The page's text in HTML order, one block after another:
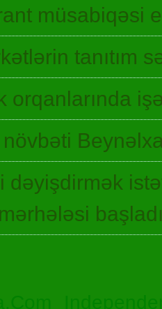
müsabiqəsi
tanıtım
orqanlarında
növbəti
dəyişdirmək